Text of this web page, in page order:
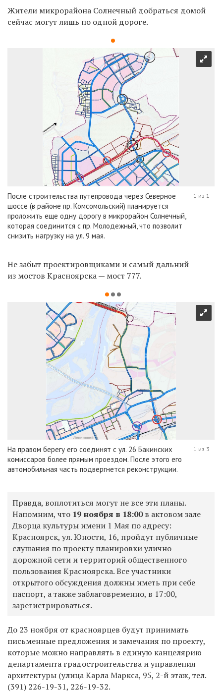
Жители микрорайона Солнечный добраться домой
сейчас могут лишь по одной дороге.
После строительства путепровода через Северное
шоссе (в районе пр. Комсомольский) планируется
проложить еще одну дорогу в микрорайон Солнечный,
которая соединится с пр. Молодежный, что позволит
снизить нагрузку на ул. 9 мая.
1 из 1
Не забыт проектировщиками и самый дальний
из мостов Красноярска — мост 777.
На правом берегу его соединят с ул. 26 Бакинских
комиссаров более прямым проездом. После этого его
автомобильная часть подвергнется реконструкции.
1 из 3
Правда, воплотиться могут не все эти планы.
Напомним, что 19 ноября в 18:00в актовом зале
Дворца культуры имени 1 Мая по адресу:
Красноярск, ул. Юности, 16, пройдут публичные
слушания по проекту планировки улично-
дорожной сети и территорий общественного
пользования Красноярска. Все участники
открытого обсуждения должны иметь при себе
паспорт, а также заблаговременно, в 17:00,
зарегистрироваться.
До 23 ноября от красноярцев будут принимать
письменные предложения и замечания по проекту,
которые можно направлять в единую канцелярию
департамента градостроительства и управления
архитектуры (улица Карла Маркса, 95, 2-й этаж, тел.
(391) 226-19-31, 226-19-32.